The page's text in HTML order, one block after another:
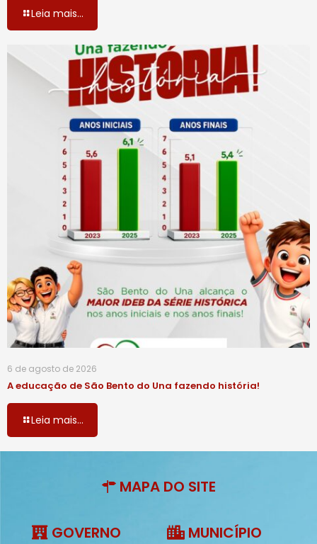
Leia mais...
6 de agosto de 2026
A educação de São Bento do Una fazendo história!
Leia mais...
MAPA DO SITE
GOVERNO MUNICÍPIO